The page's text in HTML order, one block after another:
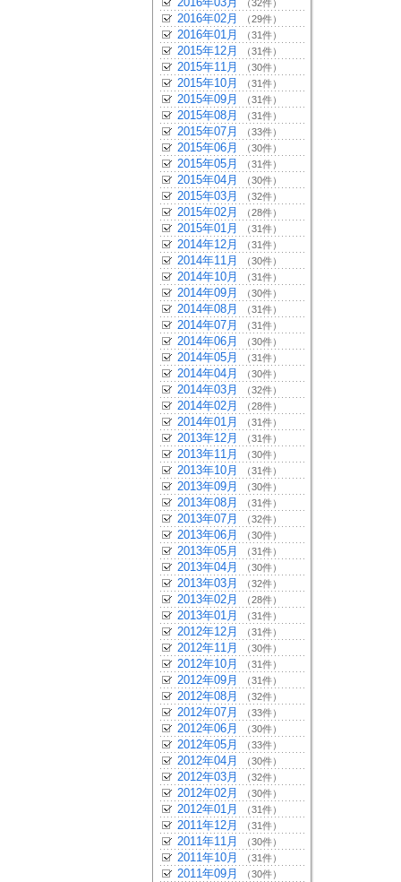
（32件）
2016年02月 （29件）
2016年01月 （31件）
2015年12月 （31件）
2015年11月 （30件）
2015年10月 （31件）
2015年09月 （31件）
2015年08月 （31件）
2015年07月 （33件）
2015年06月 （30件）
2015年05月 （31件）
2015年04月 （30件）
2015年03月 （32件）
2015年02月 （28件）
2015年01月 （31件）
2014年12月 （31件）
2014年11月 （30件）
2014年10月 （31件）
2014年09月 （30件）
2014年08月 （31件）
2014年07月 （31件）
2014年06月 （30件）
2014年05月 （31件）
2014年04月 （30件）
2014年03月 （32件）
2014年02月 （28件）
2014年01月 （31件）
2013年12月 （31件）
2013年11月 （30件）
2013年10月 （31件）
2013年09月 （30件）
2013年08月 （31件）
2013年07月 （32件）
2013年06月 （30件）
2013年05月 （31件）
2013年04月 （30件）
2013年03月 （32件）
2013年02月 （28件）
2013年01月 （31件）
2012年12月 （31件）
2012年11月 （30件）
2012年10月 （31件）
2012年09月 （31件）
2012年08月 （32件）
2012年07月 （33件）
2012年06月 （30件）
2012年05月 （33件）
2012年04月 （30件）
2012年03月 （32件）
2012年02月 （30件）
2012年01月 （31件）
2011年12月 （31件）
2011年11月 （30件）
2011年10月 （31件）
2011年09月 （30件）